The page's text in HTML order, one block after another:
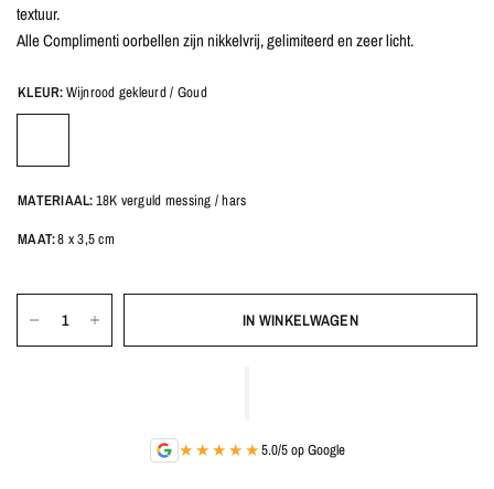
textuur.
Alle Complimenti oorbellen zijn nikkelvrij, gelimiteerd en zeer licht.
KLEUR:Wijnrood gekleurd / Goud
MATERIAAL:18K verguld messing / hars
MAAT:8 x 3,5 cm
IN WINKELWAGEN
★★★★★5.0/5 op Google